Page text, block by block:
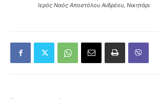
Ιερός Ναός Αποστόλου Ανδρέου, Νικητάρι